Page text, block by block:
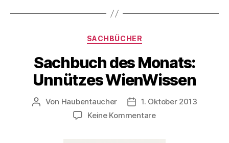
Kategorien
SACHBÜCHER
Sachbuch des Monats:
Unnützes WienWissen
Beitragsautor
Von Haubentaucher Veröffentlichungsdatum
1. Oktober 2013
Keine Kommentarezu